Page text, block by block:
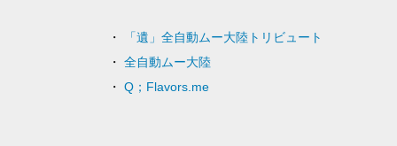
・
「遺」全自動ムー大陸トリビュート
・ 全自動ムー大陸
・ Q；Flavors.me